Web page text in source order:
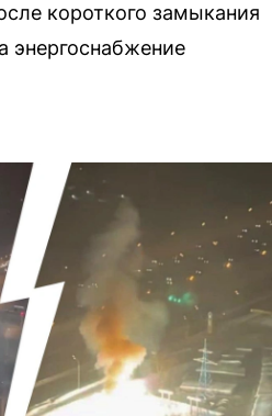
короткого замыкания
энергоснабжение